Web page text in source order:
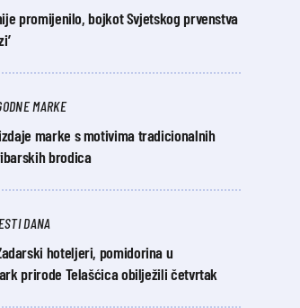
nije promijenilo, bojkot Svjetskog prvenstva
MARKE
marke s motivima tradicionalnih
brodica
DANA
Zadarski hoteljeri, pomidorina u
prirode Telašćica obilježili četvrtak